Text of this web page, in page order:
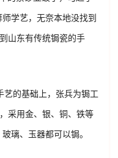
学艺，无奈本地没找到
山东有传统锔瓷的手
艺的基础上，张兵为锔工
采用金、银、铜、铁等
璃、玉器都可以锔。